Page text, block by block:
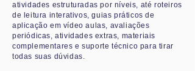
atividades estruturadas por níveis, até roteiros
de leitura interativos, guias práticos de
aplicação em vídeo aulas, avaliações
periódicas, atividades extras, materiais
complementares e suporte técnico para tirar
todas suas dúvidas.